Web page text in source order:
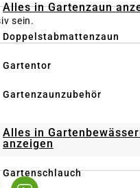
Alles in Gartenzaun
Doppelstabmattenzaun
Gartentor
Gartenzaunzubehör
Alles in
anzeigen
Gartenschlauch
sein.